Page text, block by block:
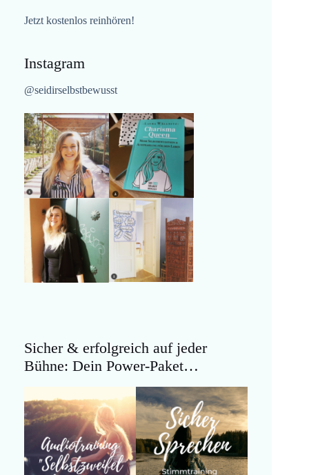
Jetzt kostenlos reinhören!
Instagram
@seidirselbstbewusst
Sicher & erfolgreich auf jeder
Bühne: Dein Power-Paket…